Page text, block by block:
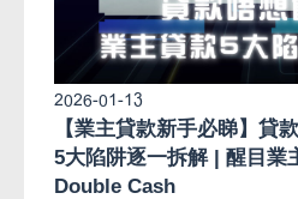
2026-01-13
【業主貸款新手必睇】貸
5大陷阱逐一拆解 | 醒目業
Double Cash